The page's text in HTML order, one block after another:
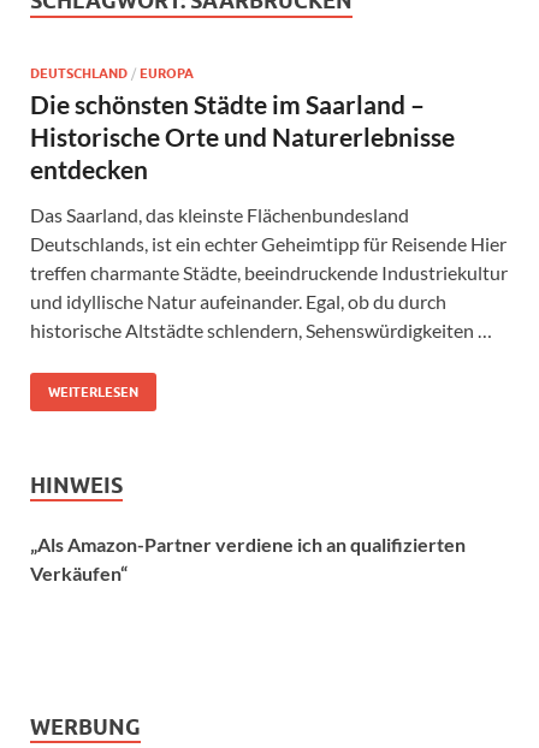
DEUTSCHLAND / EUROPA
Die schönsten Städte im Saarland –
Historische Orte und Naturerlebnisse
entdecken
Das Saarland, das kleinste Flächenbundesland
Deutschlands, ist ein echter Geheimtipp für Reisende Hier
treffen charmante Städte, beeindruckende Industriekultur
und idyllische Natur aufeinander. Egal, ob du durch
historische Altstädte schlendern, Sehenswürdigkeiten …
WEITERLESEN
HINWEIS
„Als Amazon-Partner verdiene ich an qualifizierten
Verkäufen“
WERBUNG